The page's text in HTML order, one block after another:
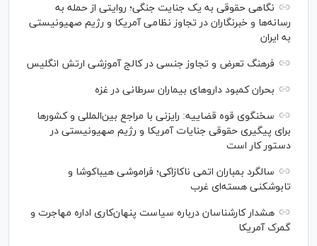
نگاهی حقوقی به یک جنایت جنگی؛ روایتی از حمله به
رسانه‌ها و خبرنگاران در تجاوز نظامی آمریکا و رژیم صهیونیستی
به ایران
فرهنگ تعرض و تجاوز جنسی در کالج آموزشی ارتش انگلیس
بحران کمبود دارو‌های بیماران سرطانی در غزه
سخنگوی قوه قضاییه: رایزنی‌ با مراجع بین‌المللی و کشور‌ها
برای پیگیری حقوقی جنایات آمریکا و رژیم صهیونیستی در
دستور کار است
سالگرد بمباران اتمی ناکازاکی؛ فراموشی هیباکوشا و
تابوشکنی هسته‌ای غرب
هشدار کارشناسان درباره سیاست پنهان‌کاری اداره مهاجرت و
گمرک آمریکا